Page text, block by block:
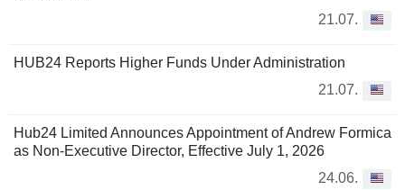
21.07.
HUB24 Reports Higher Funds Under Administration
21.07.
Hub24 Limited Announces Appointment of Andrew Formica
as Non-Executive Director, Effective July 1, 2026
24.06.